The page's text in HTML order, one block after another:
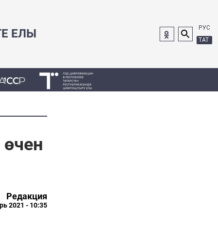
ЕЛЫ
РУС
ТАТ
Редакция
2021 - 10:35